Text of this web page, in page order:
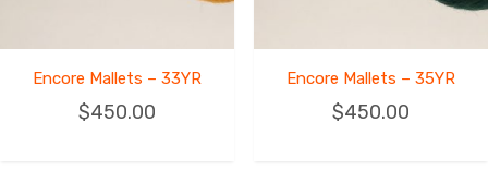
Encore Mallets – 33YR
$450.00
Encore Mallets – 35YR
$450.00